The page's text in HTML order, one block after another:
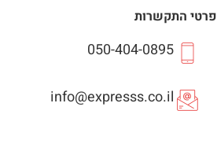
פרטי התקשרות
050-404-0895
info@expresss.co.il